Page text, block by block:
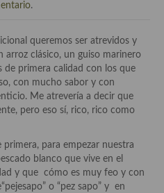
espesantes y aditivos
celebres, cocineros, críticos,
.
queremos ser atrevidos y
arroz clásico, un guiso marinero
de primera calidad con los que
con mucho sabor y con
Me atrevería a decir que
pero eso sí, rico, rico como
para empezar nuestra
blanco que vive en el
y que cómo es muy feo y con
o “pez sapo” y en